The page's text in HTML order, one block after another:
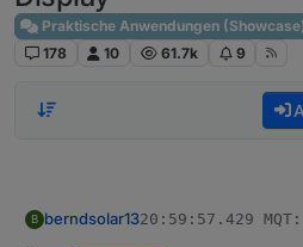
Praktische Anwendungen
178
10 61.7k 9
B berndsolar1320:59:57.429